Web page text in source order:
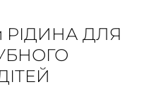
РІДИНА ДЛЯ